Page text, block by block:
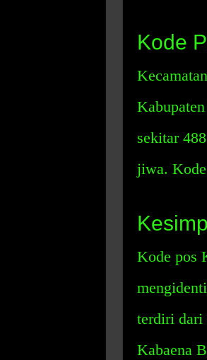
Kode
sekitar
jiwa.
Kode pos
terdiri dari
Kabaena